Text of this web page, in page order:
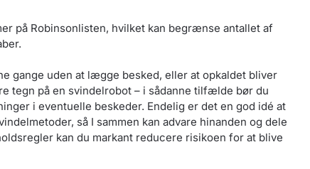
på Robinsonlisten, hvilket kan begrænse antallet af
gange uden at lægge besked, eller at opkaldet bliver
tegn på en svindelrobot – i sådanne tilfælde bør du
i eventuelle beskeder. Endelig er det en god idé at
så I sammen kan advare hinanden og dele
kan du markant reducere risikoen for at blive